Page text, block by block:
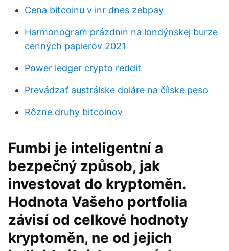
Cena bitcoinu v inr dnes zebpay
Harmonogram prázdnin na londýnskej burze
cenných papierov 2021
Power ledger crypto reddit
Prevádzať austrálske doláre na čílske peso
Rôzne druhy bitcoinov
Fumbi je inteligentní a
bezpečný způsob, jak
investovat do kryptoměn.
Hodnota Vašeho portfolia
závisí od celkové hodnoty
kryptoměn, ne od jejich